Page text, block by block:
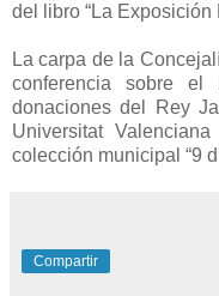
del libro “La
La carpa de la
conferencia sobre el
donaciones del Rey
Universitat
colección municipal “9
Compartir